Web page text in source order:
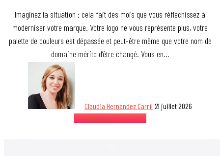
Imaginez la situation : cela fait des mois que vous réfléchissez à
moderniser votre marque. Votre logo ne vous représente plus, votre
palette de couleurs est dépassée et peut-être même que votre nom de
domaine mérite d’être changé. Vous en…
Claudia Hernández Carril 21 juillet 2026
Je veux en savoir plus